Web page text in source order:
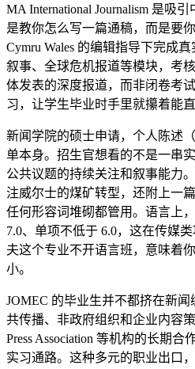
MA International Journalism 是吸
是教你怎么写一篇通稿，而是要
Cymru Wales 的编辑指导下完成
叙事、全球危机报道等模块，考
体发表的深度报道，而非闭卷考
习，让学生毕业时手里就攥着能
新闻学院的硕士申请，个人陈述
单本身。招生官想看的不是一串
公共议题的持续关注和叙事能力
注威尔士的煤矿转型，还附上一
任何形容词堆砌都管用。语言上
7.0、单项不低于 6.0，这在传媒
夫这个专业不开语言班，意味着
小。
JOMEC 的毕业生并不都挤在新
共传播、非政府组织和企业内容
Press Association 等机构的长期
实习通路。这种多元的职业出口